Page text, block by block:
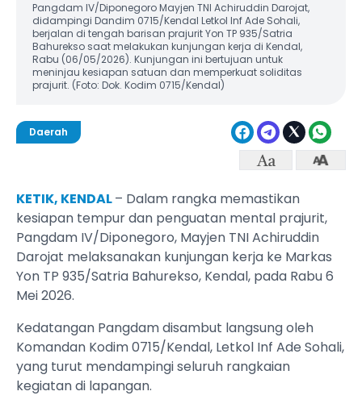
Pangdam IV/Diponegoro Mayjen TNI Achiruddin Darojat,
didampingi Dandim 0715/Kendal Letkol Inf Ade Sohali,
berjalan di tengah barisan prajurit Yon TP 935/Satria
Bahurekso saat melakukan kunjungan kerja di Kendal,
Rabu (06/05/2026). Kunjungan ini bertujuan untuk
meninjau kesiapan satuan dan memperkuat soliditas
prajurit. (Foto: Dok. Kodim 0715/Kendal)
Daerah
KETIK, KENDAL– Dalam rangka memastikan
kesiapan tempur dan penguatan mental prajurit,
Pangdam IV/Diponegoro, Mayjen TNI Achiruddin
Darojat melaksanakan kunjungan kerja ke Markas
Yon TP 935/Satria Bahurekso, Kendal, pada Rabu 6
Mei 2026.
​Kedatangan Pangdam disambut langsung oleh
Komandan Kodim 0715/Kendal, Letkol Inf Ade Sohali,
yang turut mendampingi seluruh rangkaian
kegiatan di lapangan.